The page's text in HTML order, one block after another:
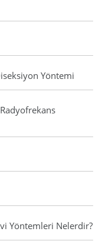
Yöntemi
Yöntemleri Nelerdir?